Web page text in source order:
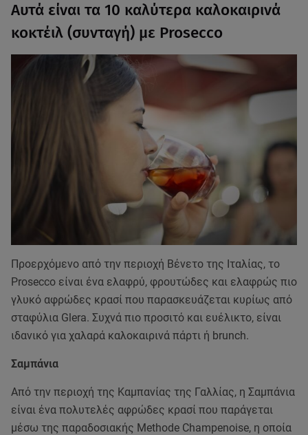
Αυτά είναι τα 10 καλύτερα καλοκαιρινά
κοκτέιλ (συνταγή) με Prosecco
Προερχόμενο από την περιοχή Βένετο της Ιταλίας, το
Prosecco είναι ένα ελαφρύ, φρουτώδες και ελαφρώς πιο
γλυκό αφρώδες κρασί που παρασκευάζεται κυρίως από
σταφύλια Glera. Συχνά πιο προσιτό και ευέλικτο, είναι
ιδανικό για χαλαρά καλοκαιρινά πάρτι ή brunch.
Σαμπάνια
Από την περιοχή της Καμπανίας της Γαλλίας, η Σαμπάνια
είναι ένα πολυτελές αφρώδες κρασί που παράγεται
μέσω της παραδοσιακής Methode Champenoise, η οποία